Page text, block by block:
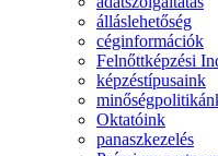
álláslehetőség
céginformációk
Felnőttképzési
képzéstípusaink
Oktatóink
panaszkezelés